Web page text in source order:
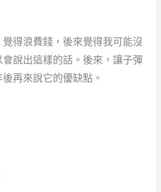
得浪費錢，後來覺得我可能沒
說出這樣的話。後來，讓子彈
再來說它的優缺點。